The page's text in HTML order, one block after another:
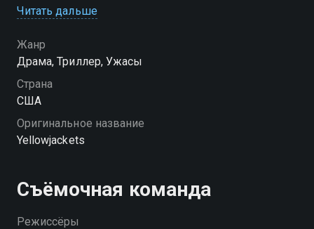
можете совершенно бесплатно в хорошем HD
качестве на Смотрёшке
Читать дальше
Жанр
Драма, Триллер, Ужасы
Страна
США
Оригинальное название
Yellowjackets
Съёмочная команда
Режиссёры